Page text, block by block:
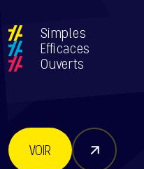
Simples
Efficaces
Ouverts
VOIR